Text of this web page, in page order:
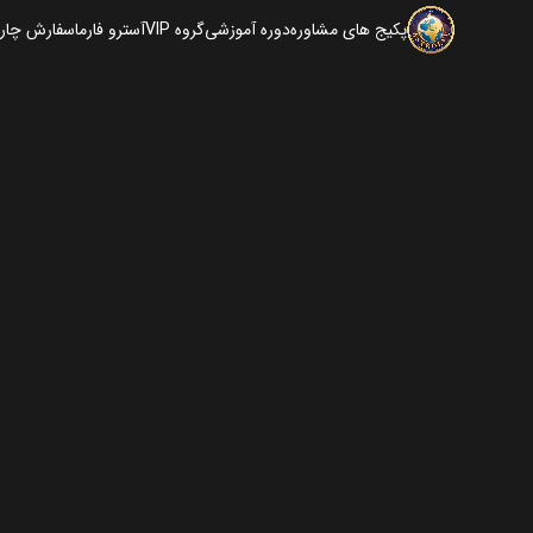
پکیج های مشاورهدوره آموزشیگروه VIP آسترو فارماسفارش